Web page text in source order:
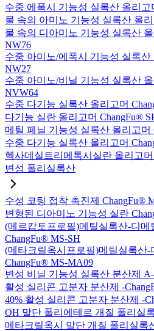
수중 에폭시 기능성 실록산 올리고
물 속의 아미노 기능성 실록산 올
물 속의 디아미노 기능성 실록산
NW76
수중 아미노/에폭시 기능성 실록산
NW27
수중 아미노/비닐 기능성 실록산
NVW64
수중 다기능 실록산 올리고머
다기능 실란 올리고머 ChangFu®
메틸 페닐 기능성 실록산 올리고머
수중 다기능 실록산 올리고머
헥사데실트리메톡시실란 올리고머
변성 폴리실록산
수성 코팅 접착 촉진제 ChangFu®
변형된 디아미노 기능성 실란
(메르캅토프로필)메틸실록산-디메
ChangFu® MS-SH
(메타크릴옥시프로필)메틸실록산
ChangFu® MS-MA09
변성 비닐 기능성 실록산 분산제
활성 실리콘 고분자 분산제 -
40% 활성 실리콘 고분자 분산제 -
OH 말단 폴리에테르 개질 폴리실
메타크릴옥시 말단 개질 폴리실록